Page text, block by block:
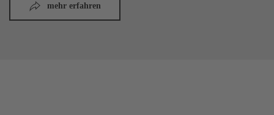
mehr erfahren